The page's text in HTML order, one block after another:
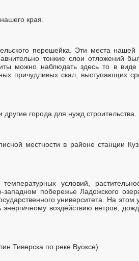
края.
перешейка. Эти места
тонкие слои отложений
можно наблюдать здесь то в
причудливых скал, выступающих
города для нужд строительства.
местности в районе станции
условий,
побережье Ладожского
университета. На этом
воздействию ветров,
Тиверска по реке Вуоксе).